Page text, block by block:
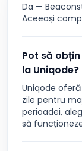
Da —
Aceeași
Pot să
la Uniqode?
Uniqode
zile pentru
perioadei,
să